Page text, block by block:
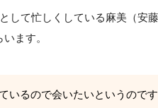
して忙しくしている麻美（安
ます。
いるので会いたいというのです